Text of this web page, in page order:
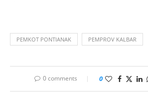
PEMKOT PONTIANAK PEMPROV KALBAR
0 comments 0